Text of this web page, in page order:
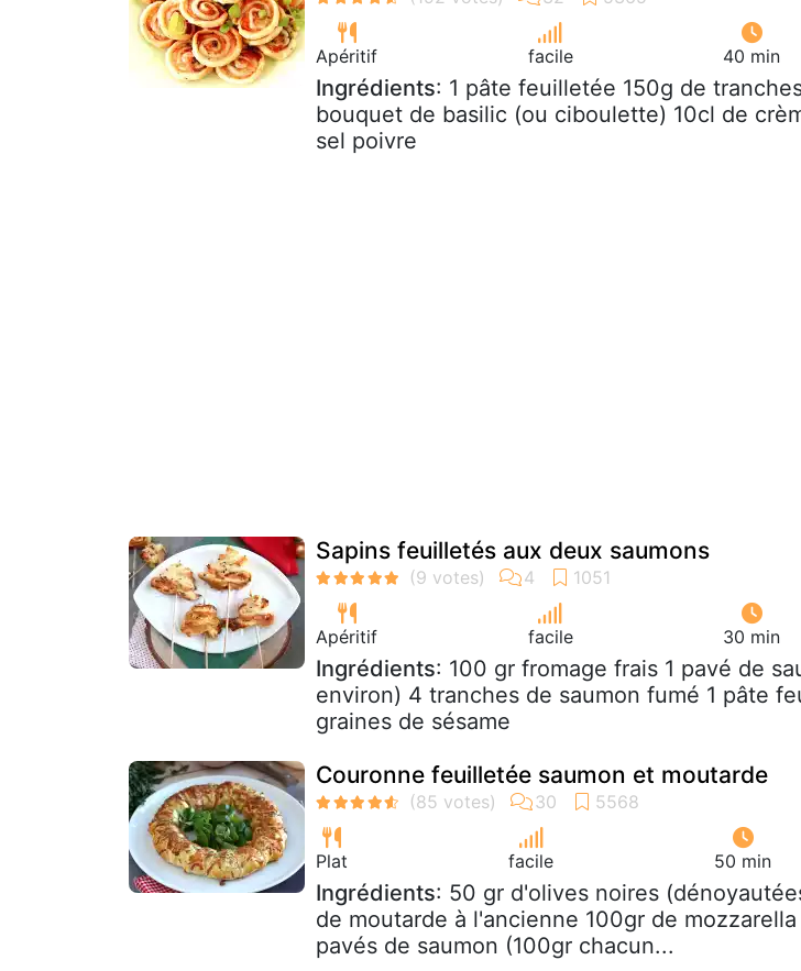
Apéritif facile 40 min
Ingrédients: 1 pâte feuilletée 150g de
bouquet de basilic (ou ciboulette) 10cl de
sel poivre
Sapins feuilletés aux deux saumons
Apéritif facile 30 min
Ingrédients: 100 gr fromage frais 1 pavé de
environ) 4 tranches de saumon fumé 1 pâte
graines de sésame
Couronne feuilletée saumon et moutarde
Plat facile 50 min
Ingrédients: 50 gr d'olives noires
de moutarde à l'ancienne 100gr de
pavés de saumon (100gr chacun...